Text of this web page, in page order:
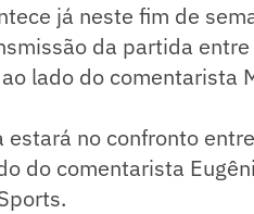
já neste fim de
da partida entre
lado do comentarista
no confronto
do comentarista